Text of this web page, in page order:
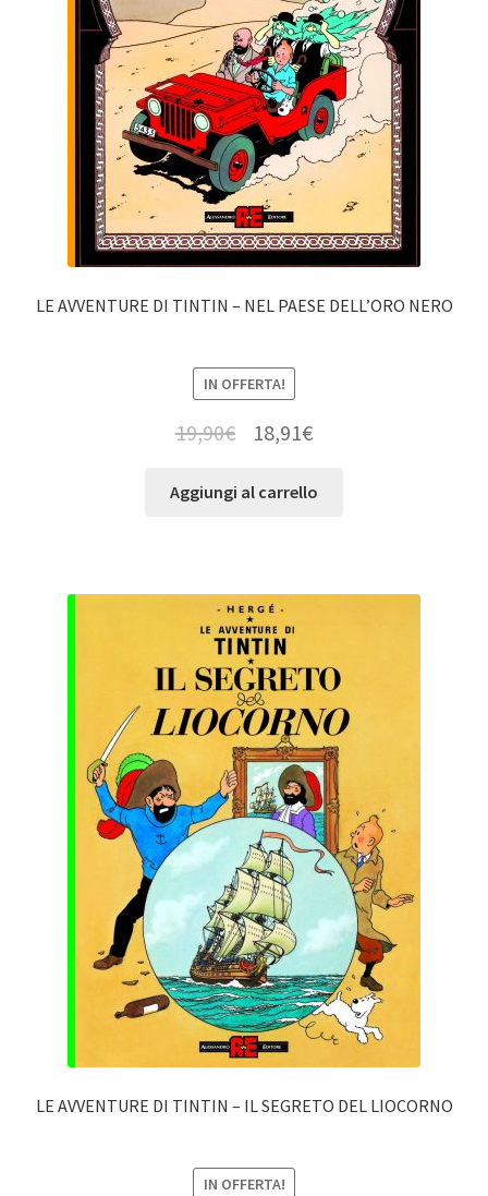
LE AVVENTURE DI TINTIN – NEL PAESE DELL’ORO NERO
IN OFFERTA!
19,90€ 18,91€
Aggiungi al carrello
LE AVVENTURE DI TINTIN – IL SEGRETO DEL LIOCORNO
IN OFFERTA!